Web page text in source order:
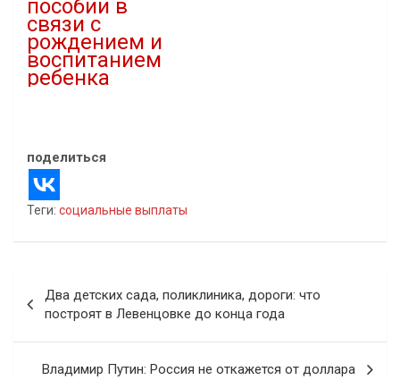
пособии в
связи с
рождением и
воспитанием
ребенка
поделиться
Теги: социальные выплаты
по
записям
Два детских сада, поликлиника, дороги: что
построят в Левенцовке до конца года
Владимир Путин: Россия не откажется от доллара